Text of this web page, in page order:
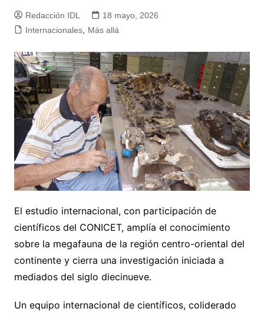
Redacción IDL
18 mayo, 2026
Internacionales, Más allá
El estudio internacional, con participación de
científicos del CONICET, amplía el conocimiento
sobre la megafauna de la región centro-oriental del
continente y cierra una investigación iniciada a
mediados del siglo diecinueve.
Un equipo internacional de científicos, coliderado